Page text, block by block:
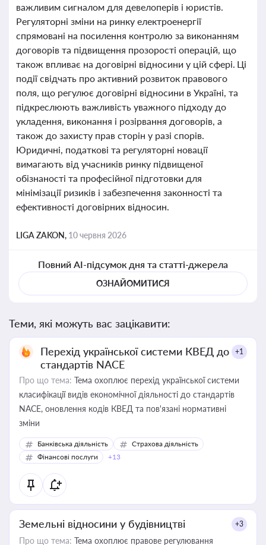
важливим сигналом для девелоперів і юристів.
Регуляторні зміни на ринку електроенергії
спрямовані на посилення контролю за виконанням
договорів та підвищення прозорості операцій, що
також впливає на договірні відносини у цій сфері. Ці
події свідчать про активний розвиток правового
поля, що регулює договірні відносини в Україні, та
підкреслюють важливість уважного підходу до
укладення, виконання і розірвання договорів, а
також до захисту прав сторін у разі спорів.
Юридичні, податкові та регуляторні новації
вимагають від учасників ринку підвищеної
обізнаності та професійної підготовки для
мінімізації ризиків і забезпечення законності та
ефективності договірних відносин.
LIGA ZAKON, 10 червня 2026
Повний AI-підсумок дня та статті-джерела
ОЗНАЙОМИТИСЯ
Теми, які можуть вас зацікавити:
Перехід української системи КВЕД до
стандартів NACE
+1
Про що тема: Тема охоплює перехід української системи
класифікації видів економічної діяльності до стандартів
NACE, оновлення кодів КВЕД та пов'язані нормативні
зміни
Банківська діяльність
Страхова діяльність
Фінансові послуги
+13
Земельні відносини у будівництві +3
Про що тема: Тема охоплює правове регулювання